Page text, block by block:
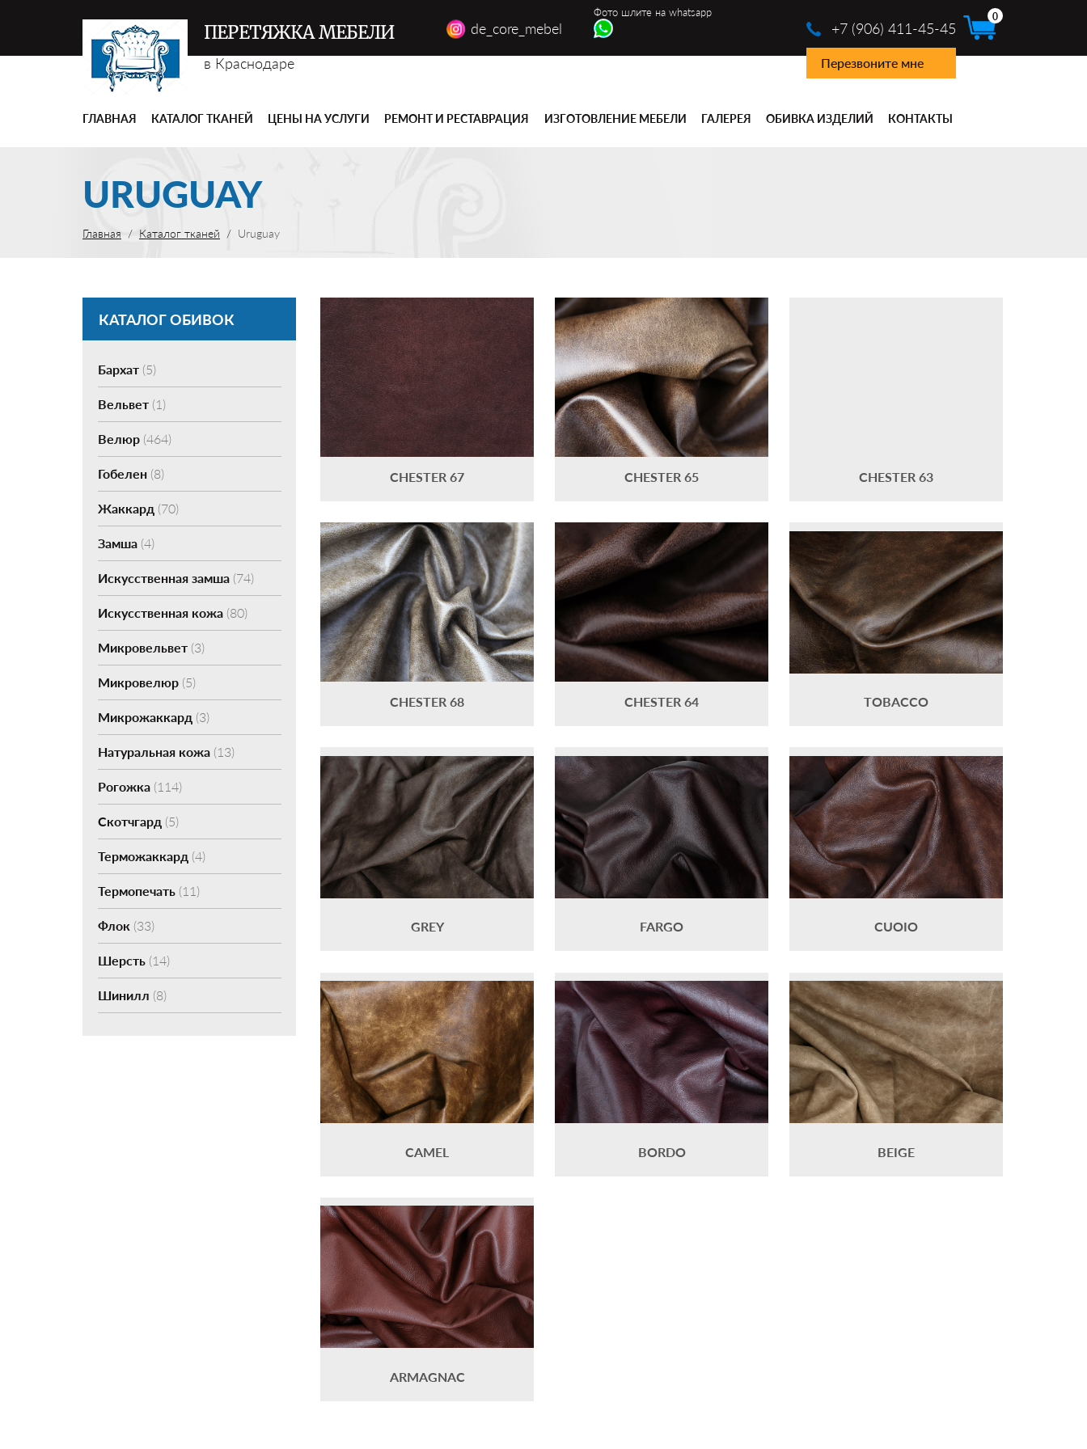
ПЕРЕТЯЖКА МЕБЕЛИ
в Краснодаре
de_core_mebel
Фото шлите на whatsapp
+7 (906) 411-45-45
Перезвоните мне
0
ГЛАВНАЯ КАТАЛОГ ТКАНЕЙ ЦЕНЫ НА УСЛУГИ РЕМОНТ И РЕСТАВРАЦИЯ ИЗГОТОВЛЕНИЕ МЕБЕЛИ ГАЛЕРЕЯ ОБИВКА ИЗДЕЛИЙ КОНТАКТЫ
URUGUAY
Главная Каталог тканей Uruguay
КАТАЛОГ ОБИВОК
Бархат(5)
Вельвет(1)
Велюр(464)
Гобелен(8)
Жаккард (70)
Замша(4)
Искусственная замша(74)
Искусственная кожа(80)
Микровельвет(3)
Микровелюр(5)
Микрожаккард (3)
Натуральная кожа(13)
Рогожка(114)
Скотчгард (5)
Терможаккард (4)
Термопечать(11)
Флок (33)
Шерсть(14)
Шинилл (8)
CHESTER 67 CHESTER 65 CHESTER 63
CHESTER 68 CHESTER 64 TOBACCO
GREY FARGO CUOIO
CAMEL BORDO BEIGE
ARMAGNAC